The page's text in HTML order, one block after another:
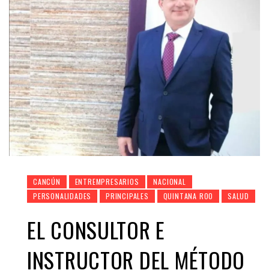
CANCÚN ENTREMPRESARIOS
NACIONAL
PERSONALIDADES
PRINCIPALES QUINTANA ROO SALUD
EL CONSULTOR E
INSTRUCTOR DEL MÉTODO